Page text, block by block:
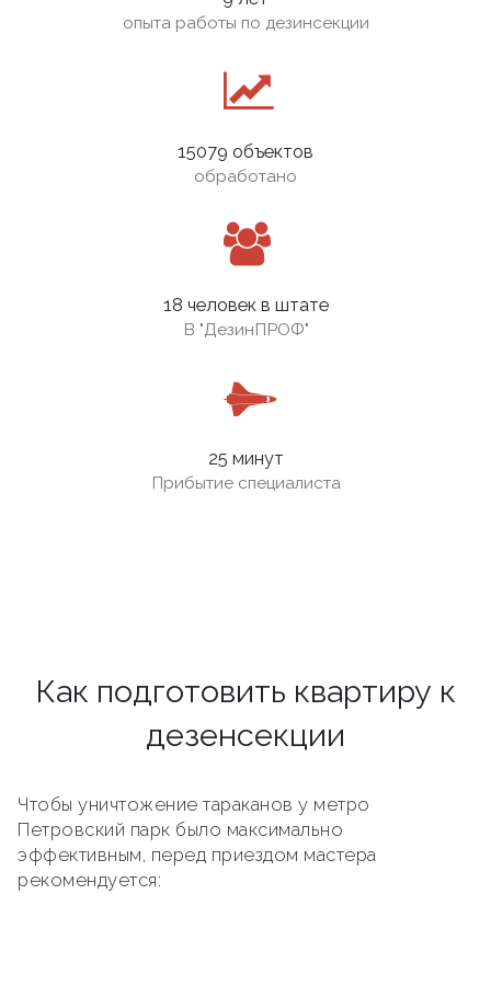
опыта работы по дезинсекции
15079 объектов
обработано
18 человек в штате
В "ДезинПРОФ"
25 минут
Прибытие специалиста
Как подготовить квартиру к
дезенсекции
Чтобы уничтожение тараканов у метро
Петровский парк было максимально
эффективным, перед приездом мастера
рекомендуется: